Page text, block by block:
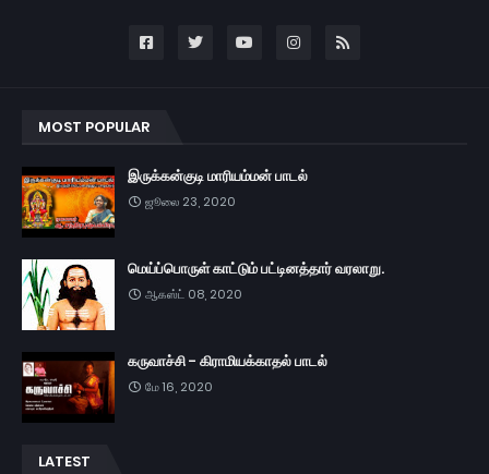
MOST POPULAR
இருக்கன்குடி மாரியம்மன் பாடல்
ஜூலை 23, 2020
மெய்ப்பொருள் காட்டும் பட்டினத்தார் வரலாறு.
ஆகஸ்ட் 08, 2020
கருவாச்சி - கிராமியக்காதல் பாடல்
மே 16, 2020
LATEST